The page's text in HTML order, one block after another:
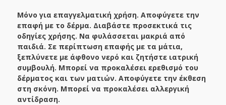
Μόνο για επαγγελματική χρήση. Αποφύγετε την
επαφή με το δέρμα. Διαβάστε προσεκτικά τις
οδηγίες χρήσης. Να φυλάσσεται μακριά από
παιδιά. Σε περίπτωση επαφής με τα μάτια,
ξεπλύνετε με άφθονο νερό και ζητήστε ιατρική
συμβουλή. Μπορεί να προκαλέσει ερεθισμό του
δέρματος και των ματιών. Αποφύγετε την έκθεση
στη σκόνη. Μπορεί να προκαλέσει αλλεργική
αντίδραση.